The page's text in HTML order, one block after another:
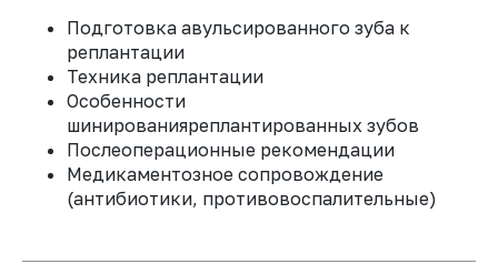
Подготовка авульсированного зуба к
реплантации
Техника реплантации
Особенности
шинированияреплантированных зубов
Послеоперационные рекомендации
Медикаментозное сопровождение
(антибиотики, противовоспалительные)
ВСЕГДА
РЕЗУЛЬТАТ